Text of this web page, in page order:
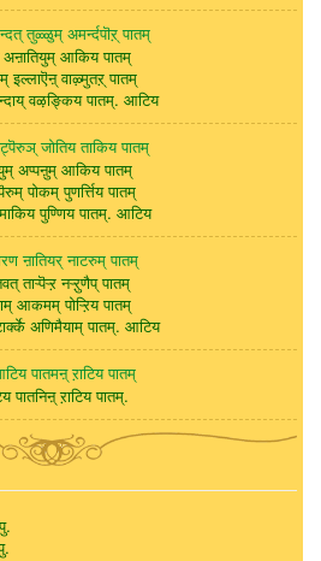
तुळ्ळुम् अमर्न्दपॊऱ् पातम्
आकिय पातम्
इल्लाऎऩ् वाऴ्मुतऱ् पातम्
वऴङ्किय पातम्. आटिय
जोतिय ताकिय पातम्
अप्पऩुम् आकिय पातम्
पोकम् पुणर्त्तिय पातम्
पुण्णिय पातम्. आटिय
ऩातियर् नाटरुम् पातम्
ताऱ्पॆऱ्ऱ नऱ्ऱुणैप् पातम्
आकमम् पोऱ्ऱिय पातम्
अणिमैयाम् पातम्. आटिय
पातमऩ् ऱाटिय पातम्
पातनिऩ् ऱाटिय पातम्.